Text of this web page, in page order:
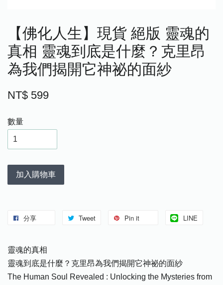
【佛化人生】現貨 絕版 靈魂的
真相 靈魂到底是什麼？克里昂
為我們揭開它神祕的面紗
NT$ 599
數量
加入購物車
分享 Tweet Pin it LINE
靈魂的真相
靈魂到底是什麼？克里昂為我們揭開它神祕的面紗
The Human Soul Revealed : Unlocking the Mysteries from